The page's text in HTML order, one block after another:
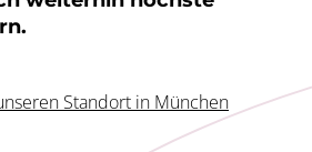
Standort in München